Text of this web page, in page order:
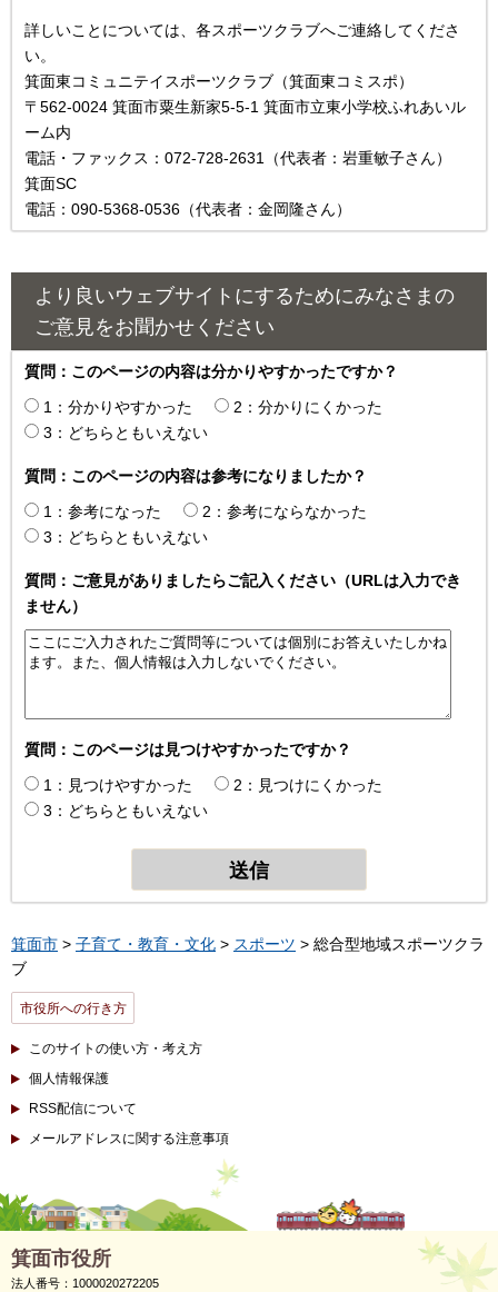
詳しいことについては、各スポーツクラブへご連絡してくださ
い。
箕面東コミュニテイスポーツクラブ（箕面東コミスポ）
〒562-0024 箕面市粟生新家5-5-1 箕面市立東小学校ふれあいル
ーム内
電話・ファックス：072-728-2631（代表者：岩重敏子さん）
箕面SC
電話：090-5368-0536（代表者：金岡隆さん）
より良いウェブサイトにするためにみなさまの
ご意見をお聞かせください
質問：このページの内容は分かりやすかったですか？
1：分かりやすかった
2：分かりにくかった
3：どちらともいえない
質問：このページの内容は参考になりましたか？
1：参考になった
2：参考にならなかった
3：どちらともいえない
質問：ご意見がありましたらご記入ください（URLは入力でき
ません）
質問：このページは見つけやすかったですか？
1：見つけやすかった
2：見つけにくかった
3：どちらともいえない
箕面市 > 子育て・教育・文化 > スポーツ > 総合型地域スポーツクラ
ブ
市役所への行き方
このサイトの使い方・考え方
個人情報保護
RSS配信について
メールアドレスに関する注意事項
箕面市役所
法人番号：1000020272205